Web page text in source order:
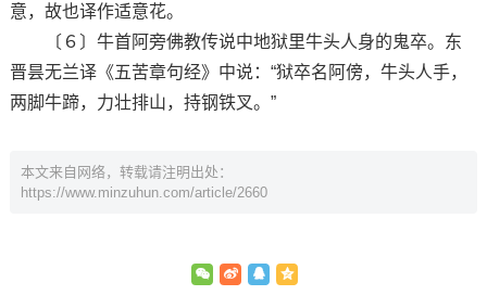
意，故也译作适意花。
〔６〕牛首阿旁佛教传说中地狱里牛头人身的鬼卒。东
晋昙无兰译《五苦章句经》中说：“狱卒名阿傍，牛头人手，
两脚牛蹄，力壮排山，持钢铁叉。”
本文来自网络，转载请注明出处：
https://www.minzuhun.com/article/2660